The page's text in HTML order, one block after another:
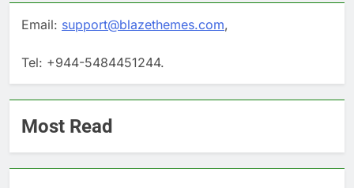
Email: support@blazethemes.com,
Tel: +944-5484451244.
Most Read